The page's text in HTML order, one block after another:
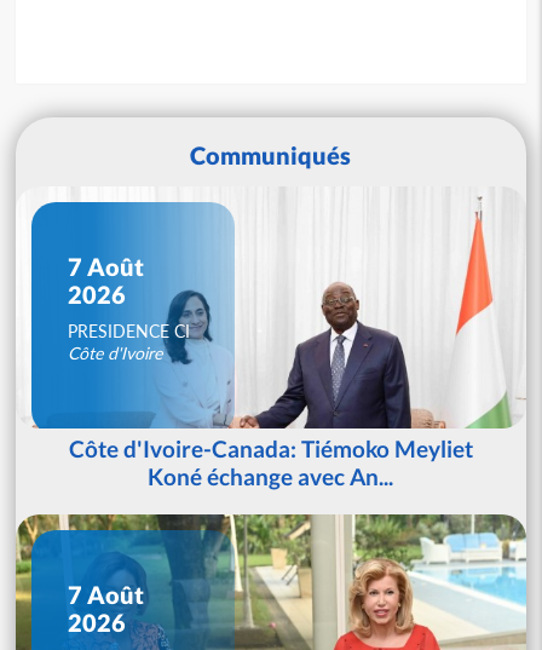
Communiqués
7 Août
2026
PRESIDENCE CI
Côte d'Ivoire
Côte d'Ivoire-Canada: Tiémoko Meyliet
Koné échange avec An...
7 Août
2026